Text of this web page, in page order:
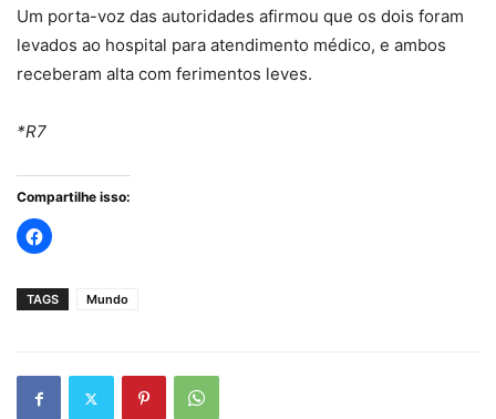
Um porta-voz das autoridades afirmou que os dois foram
levados ao hospital para atendimento médico, e ambos
receberam alta com ferimentos leves.
*R7
Compartilhe isso:
TAGS Mundo